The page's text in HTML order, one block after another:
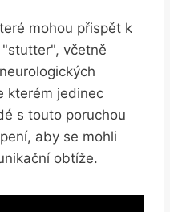
mohou přispět k
včetně
kterém jedinec
s touto poruchou
aby se mohli
obtíže.